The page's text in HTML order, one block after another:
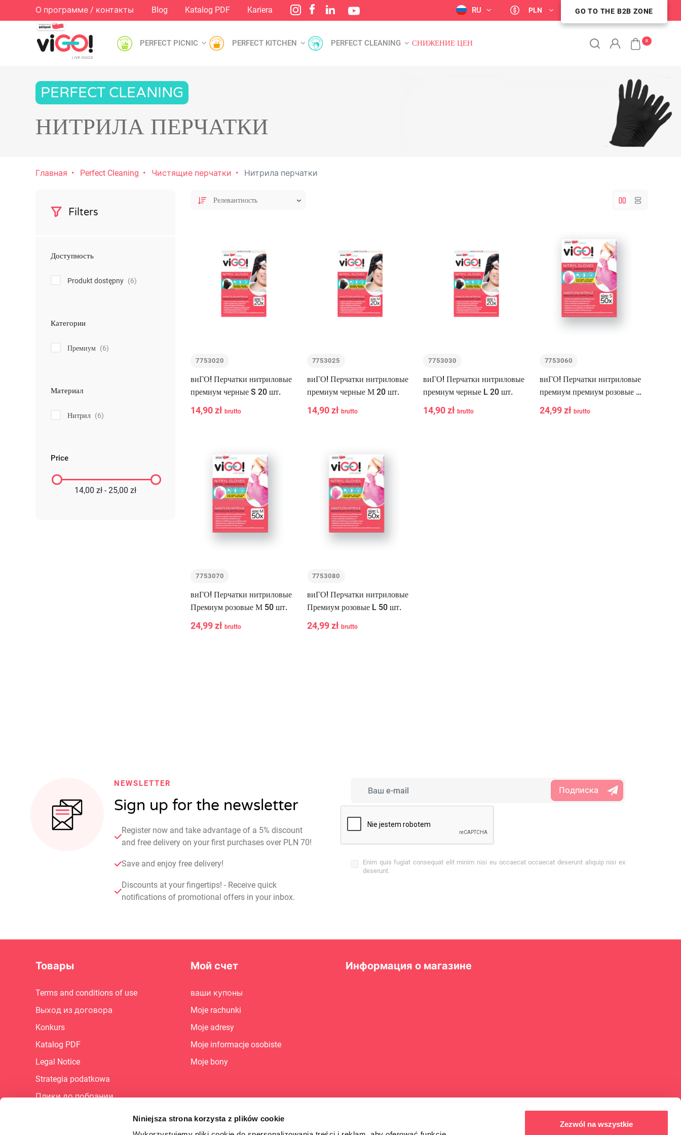
Niniejsza strona korzysta z plików cookie
Zezwól na wszystkie
О программе / контакты Blog Katalog PDF Kariera RU PLN STREFA KLIENTA B2B
GO TO THE B2B ZONE
PERFECT PICNIC PERFECT KITCHEN PERFECT CLEANING СНИЖЕНИЕ ЦЕН 0
PERFECT CLEANING
НИТРИЛА ПЕРЧАТКИ
Главная Perfect Cleaning Чистящие перчатки Нитрила перчатки
Filters
Доступность
Produkt dostępny (6)
Категории
Премиум (6)
Материал
Нитрил (6)
Price
14,00 zł - 25,00 zł
7753020
виГО! Перчатки нитриловые
премиум черные S 20 шт.
14,90 zł brutto
7753025
виГО! Перчатки нитриловые
премиум черные М 20 шт.
14,90 zł brutto
7753030
виГО! Перчатки нитриловые
премиум черные L 20 шт.
14,90 zł brutto
7753060
виГО! Перчатки нитриловые
премиум премиум розовые S
50 шт.
24,99 zł brutto
7753070
виГО! Перчатки нитриловые
Премиум розовые М 50 шт.
24,99 zł brutto
7753080
виГО! Перчатки нитриловые
Премиум розовые L 50 шт.
24,99 zł brutto
NEWSLETTER
Sign up for the newsletter
Register now and take advantage of a 5% discount
and free delivery on your first purchases over PLN 70!
Save and enjoy free delivery!
Discounts at your fingertips! - Receive quick
notifications of promotional offers in your inbox.
Enim quis fugiat consequat elit minim nisi eu occaecat occaecat deserunt aliquip nisi ex
deserunt.
Товары
Terms and conditions of use
Выход из договора
Konkurs
Katalog PDF
Legal Notice
Strategia podatkowa
Плики до побрании
Мой счет
ваши купоны
Moje rachunki
Moje adresy
Moje informacje osobiste
Moje bony
Информация о магазине